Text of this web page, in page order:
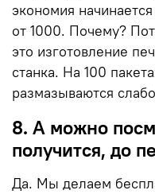
экономия
от 1000. Почему?
это изготовление
станка. На 100
размазываются
8. А можно
получится, до
Да. Мы делаем